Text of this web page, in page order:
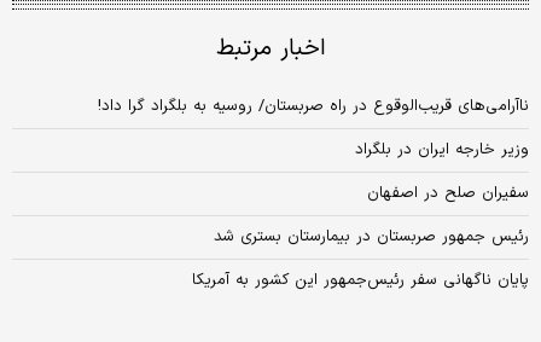
اخبار مرتبط
ناآرامی‌های قریب‌الوقوع در راه صربستان/ روسیه به بلگراد گرا داد!
وزیر خارجه ایران در بلگراد
سفیران صلح در اصفهان
رئیس جمهور صربستان در بیمارستان بستری شد
پایان ناگهانی سفر رئیس‌جمهور این کشور به آمریکا